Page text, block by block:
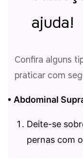
ajuda!
Confira alguns
praticar com
• Abdominal
Deite-se
pernas com